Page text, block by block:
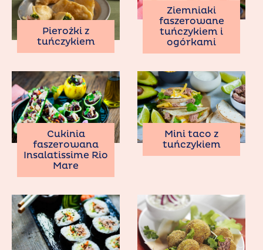
Pierożki z
tuńczykiem
Ziemniaki
faszerowane
tuńczykiem i
ogórkami
Cukinia
faszerowana
Insalatissime Rio
Mare
Mini taco z
tuńczykiem